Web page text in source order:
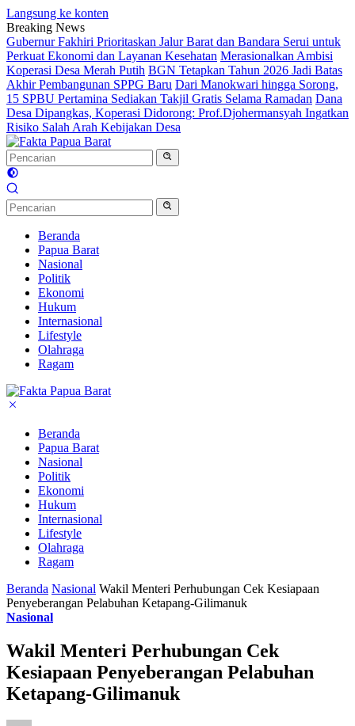
Langsung ke konten
Breaking News
Gubernur Fakhiri Prioritaskan Jalur Barat dan Bandara Serui untuk
Perkuat Ekonomi dan Layanan Kesehatan Merasionalkan Ambisi
Koperasi Desa Merah Putih BGN Tetapkan Tahun 2026 Jadi Batas
Akhir Pembangunan SPPG Baru Dari Manokwari hingga Sorong,
15 SPBU Pertamina Sediakan Takjil Gratis Selama Ramadan Dana
Desa Dipangkas, Koperasi Didorong: Prof.Djohermansyah Ingatkan
Risiko Salah Arah Kebijakan Desa
Beranda
Papua Barat
Nasional
Politik
Ekonomi
Hukum
Internasional
Lifestyle
Olahraga
Ragam
Beranda
Papua Barat
Nasional
Politik
Ekonomi
Hukum
Internasional
Lifestyle
Olahraga
Ragam
Beranda Nasional Wakil Menteri Perhubungan Cek Kesiapaan
Penyeberangan Pelabuhan Ketapang-Gilimanuk
Nasional
Wakil Menteri Perhubungan Cek
Kesiapaan Penyeberangan Pelabuhan
Ketapang-Gilimanuk